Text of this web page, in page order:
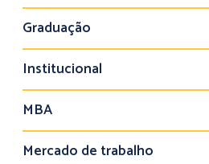
Graduação
Institucional
MBA
Mercado de trabalho